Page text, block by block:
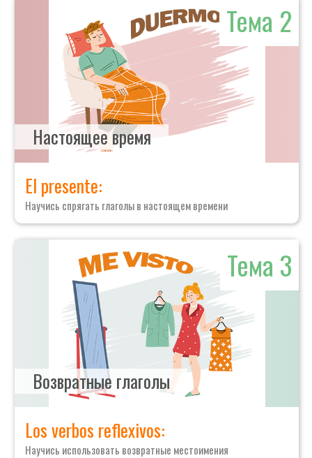
Тема 2
Настоящее время
El presente:
Научись спрягать глаголы в настоящем времени
Тема 3
Возвратные глаголы
Los verbos reflexivos:
Научись использовать возвратные местоимения